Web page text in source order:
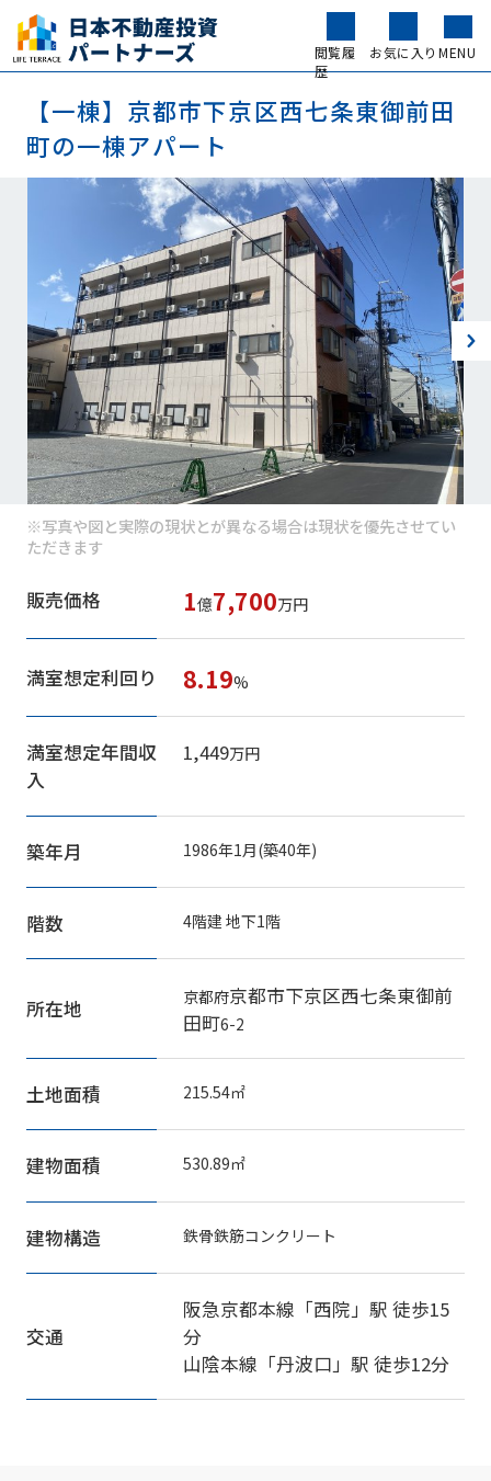
閲覧履
歴
お気に入り MENU
【一棟】京都市下京区西七条東御前田
町の一棟アパート
※写真や図と実際の現状とが異なる場合は現状を優先させてい
ただきます
販売価格 1億7,700万円
満室想定利回り 8.19%
満室想定年間収
入
1,449万円
築年月 1986年1月(築40年)
階数 4階建 地下1階
所在地 京都府京都市下京区西七条東御前
田町6-2
土地面積 215.54㎡
建物面積 530.89㎡
建物構造 鉄骨鉄筋コンクリート
交通
阪急京都本線 「西院」駅 徒歩15
分
山陰本線 「丹波口」駅 徒歩12分